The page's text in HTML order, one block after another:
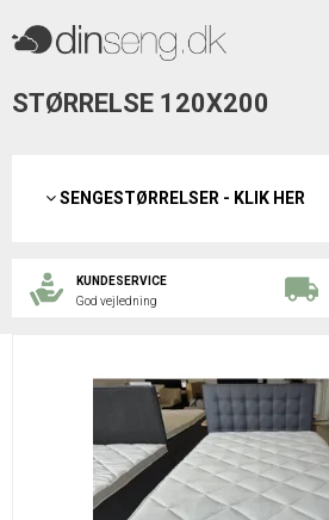
STØRRELSE 120X200
SENGESTØRRELSER - KLIK HER
KUNDESERVICE
God vejledning